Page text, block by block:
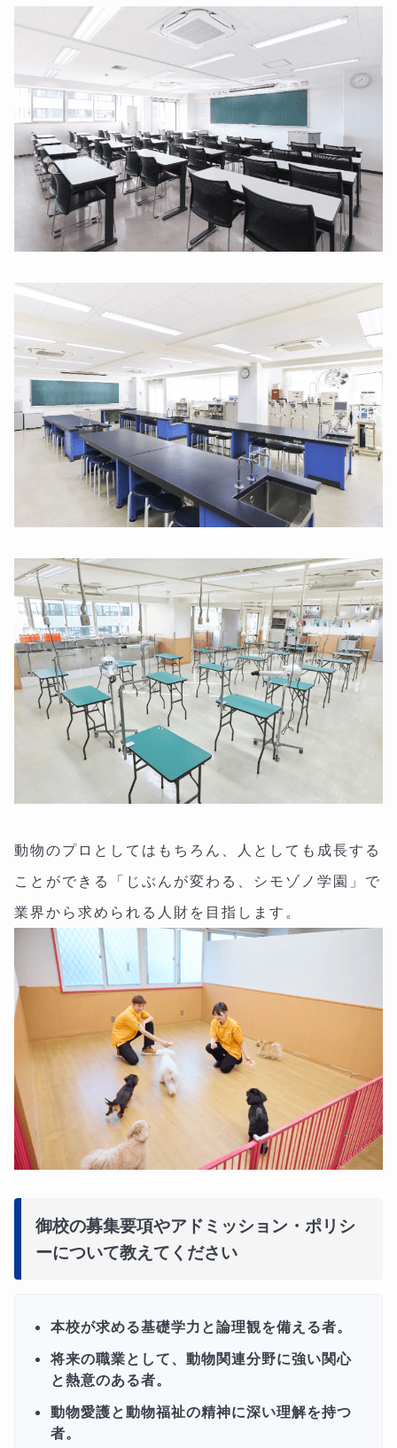
動物のプロとしてはもちろん、人としても成長する
ことができる「じぶんが変わる、シモゾノ学園」で
業界から求められる人財を目指します。
御校の募集要項やアドミッション・ポリシ
ーについて教えてください
本校が求める基礎学力と論理観を備える者。
将来の職業として、動物関連分野に強い関心
と熱意のある者。
動物愛護と動物福祉の精神に深い理解を持つ
者。